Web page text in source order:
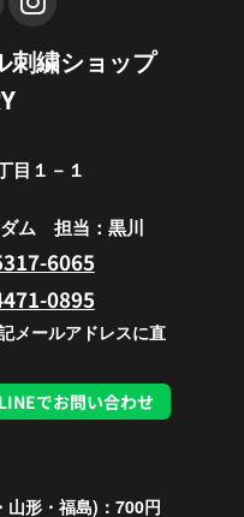
刺繍ショップ
目１－１
ダム 担当：黒川
6065
0895
メールアドレスに直
LINEでお問い合わせ
山形・福島)：700円